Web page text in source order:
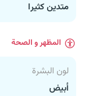
متدين كثيرا
المظهر و الصحة
لون البشرة
أبيض